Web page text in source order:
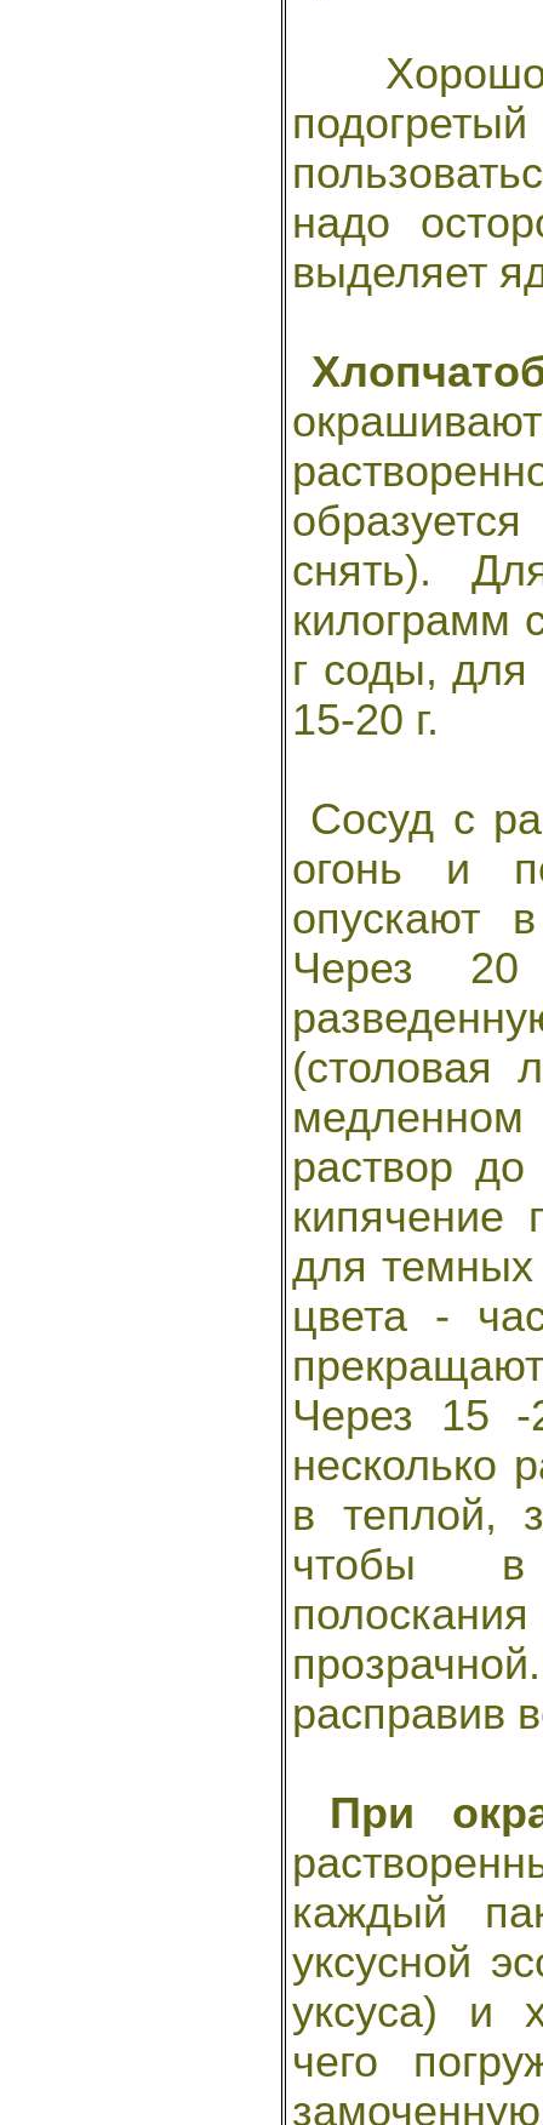
Хорошо
надо
выделяет
снять).
килограмм
г соды, для
15-20 г.
Сосуд с
огонь и
опускают
Через
(столовая
раствор
кипячение
для темных
цвета -
Через 15
несколько
в теплой,
чтобы в
расправив
При
каждый
уксусной
уксуса) и
чего